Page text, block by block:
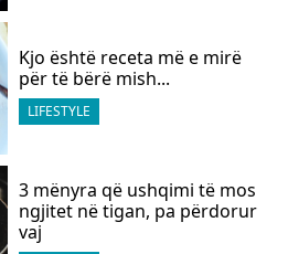
LIFESTYLE
Kjo është receta më e mirë
për të bërë mish...
3 mënyra që ushqimi të mos
ngjitet në tigan, pa përdorur
vaj